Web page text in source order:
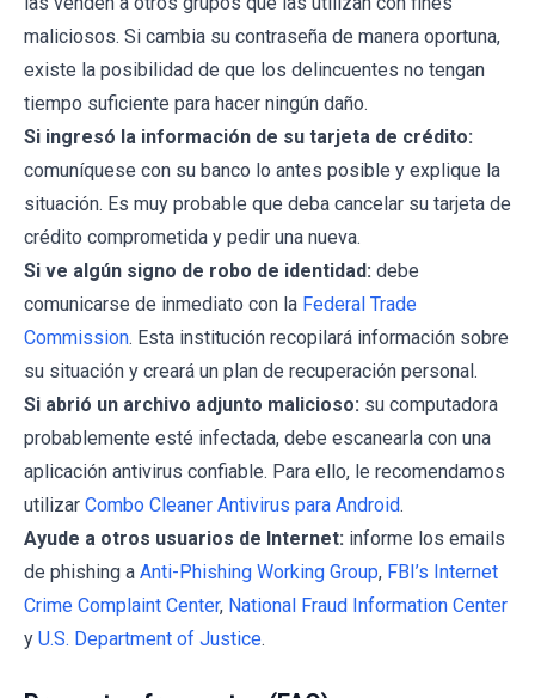
maliciosos. Si cambia su contraseña de manera oportuna,
existe la posibilidad de que los delincuentes no tengan
tiempo suficiente para hacer ningún daño.
Si ingresó la información de su tarjeta de crédito:
comuníquese con su banco lo antes posible y explique la
situación. Es muy probable que deba cancelar su tarjeta de
crédito comprometida y pedir una nueva.
Si ve algún signo de robo de identidad: debe
comunicarse de inmediato con la Federal Trade
Commission. Esta institución recopilará información sobre
su situación y creará un plan de recuperación personal.
Si abrió un archivo adjunto malicioso: su computadora
probablemente esté infectada, debe escanearla con una
aplicación antivirus confiable. Para ello, le recomendamos
utilizar Combo Cleaner Antivirus para Android.
Ayude a otros usuarios de Internet: informe los emails
de phishing a Anti-Phishing Working Group, FBI’s Internet
Crime Complaint Center, National Fraud Information Center
y U.S. Department of Justice.